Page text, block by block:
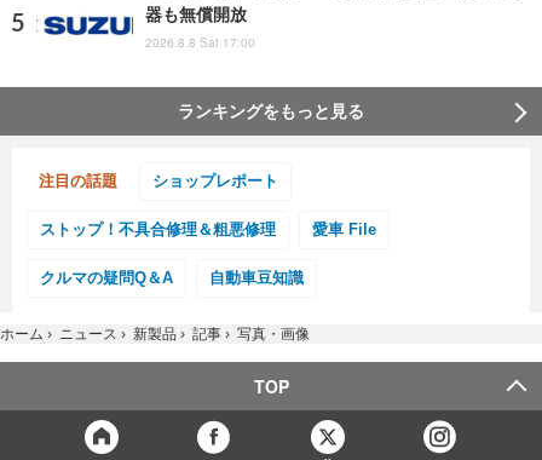
器も無償開放
2026.8.8 Sat 17:00
ランキングをもっと見る
注目の話題 ショップレポート
ストップ！不具合修理＆粗悪修理 愛車 File
クルマの疑問Q＆A 自動車豆知識
ホーム › ニュース › 新製品 › 記事 › 写真・画像
TOP